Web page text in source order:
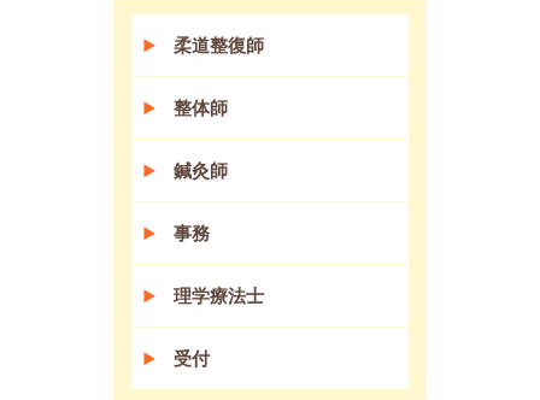
柔道整復師
整体師
鍼灸師
事務
理学療法士
受付